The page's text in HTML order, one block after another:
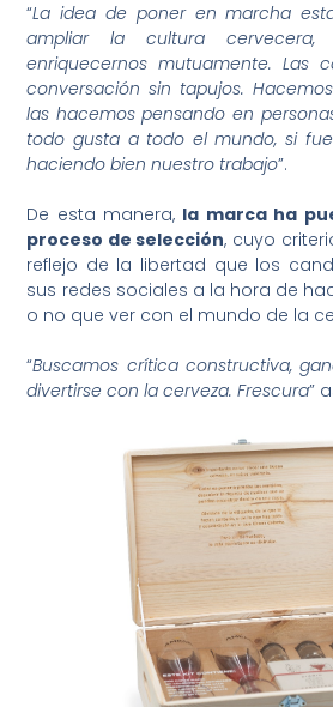
“La idea de poner en marcha
ampliar la cultura
enriquecernos mutuamente. Las
conversación sin tapujos.
las hacemos pensando en
todo gusta a todo el mundo, si
haciendo bien nuestro trabajo”.
De esta manera, la marca ha
proceso de selección, cuyo
reflejo de la libertad que los
sus redes sociales a la hora de
o no que ver con el mundo de la
“Buscamos crítica constructiva,
divertirse con la cerveza. Frescura”